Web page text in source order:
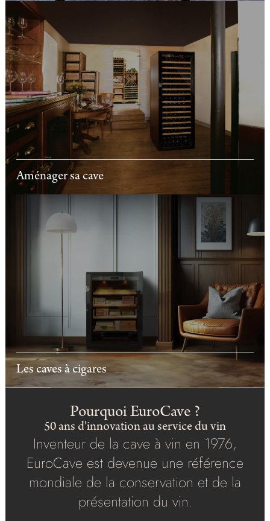
Aménager sa cave
Les caves à cigares
Pourquoi EuroCave ?
50 ans d'innovation au service du vin
Inventeur de la cave à vin en 1976,
EuroCave est devenue une référence
mondiale de la conservation et de la
présentation du vin.